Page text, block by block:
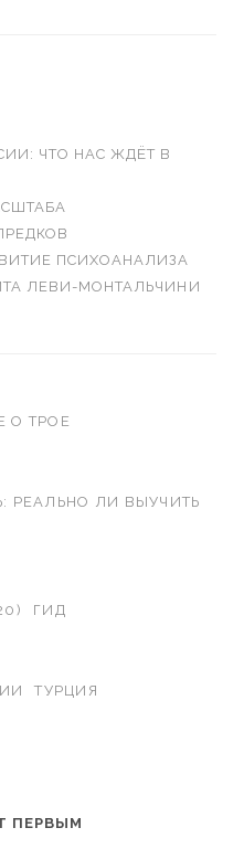
ЧТО НАС ЖДЁТ В
ПСИХОАНАЛИЗА
ЛЕВИ-МОНТАЛЬЧИНИ
О ТРОЕ
РЕАЛЬНО ЛИ ВЫУЧИТЬ
ГИД
ТУРЦИЯ
ПЕРВЫМ